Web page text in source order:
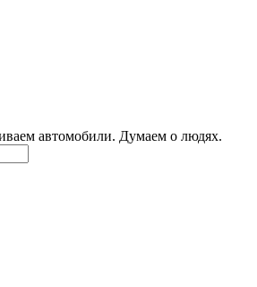
автомобили. Думаем о людях.